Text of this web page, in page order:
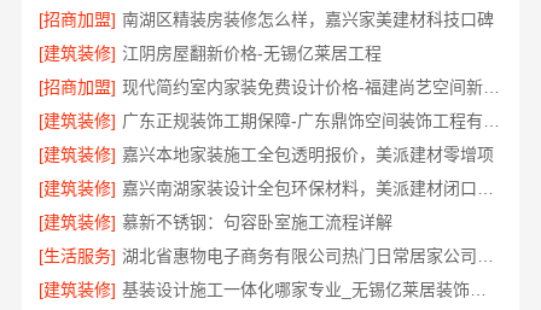
[招商加盟] 南湖区精装房装修怎么样，嘉兴家美建材科技口碑
[建筑装修] 江阴房屋翻新价格-无锡亿莱居工程
[招商加盟]
现代简约室内家装免费设计价格-福建尚艺空间新材料科技有限公司
[建筑装修]
[建筑装修] 嘉兴本地家装施工全包透明报价，美派建材零增项
[建筑装修]
[建筑装修] 慕新不锈钢：句容卧室施工流程详解
[生活服务]
[建筑装修]
基装设计施工一体化哪家专业_无锡亿莱居装饰工程材料有限公司